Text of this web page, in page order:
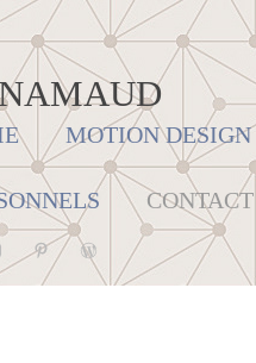
MOTION DESIGN
CONTACT